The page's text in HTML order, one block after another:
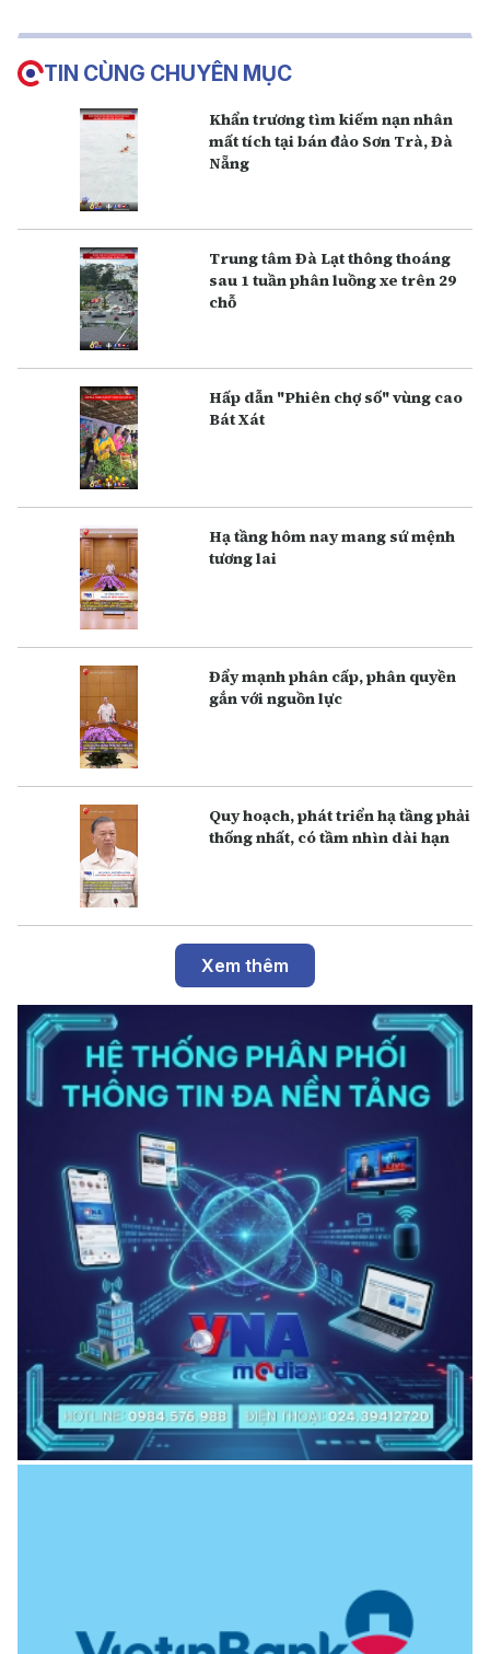
TIN CÙNG CHUYÊN MỤC
Khẩn trương tìm kiếm nạn nhân
mất tích tại bán đảo Sơn Trà, Đà
Nẵng
Trung tâm Đà Lạt thông thoáng
sau 1 tuần phân luồng xe trên 29
chỗ
Hấp dẫn "Phiên chợ số" vùng cao
Bát Xát
Hạ tầng hôm nay mang sứ mệnh
tương lai
Đẩy mạnh phân cấp, phân quyền
gắn với nguồn lực
Q uy hoạch, phát triển hạ tầng phải
thống nhất, có tầm nhìn dài hạn
Xem thêm